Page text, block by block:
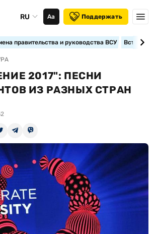
RU Аа Поддержать
правительства и руководства ВСУ
2017": ПЕСНИ
ИЗ РАЗНЫХ СТРАН